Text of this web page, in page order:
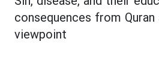
consequences from
viewpoint